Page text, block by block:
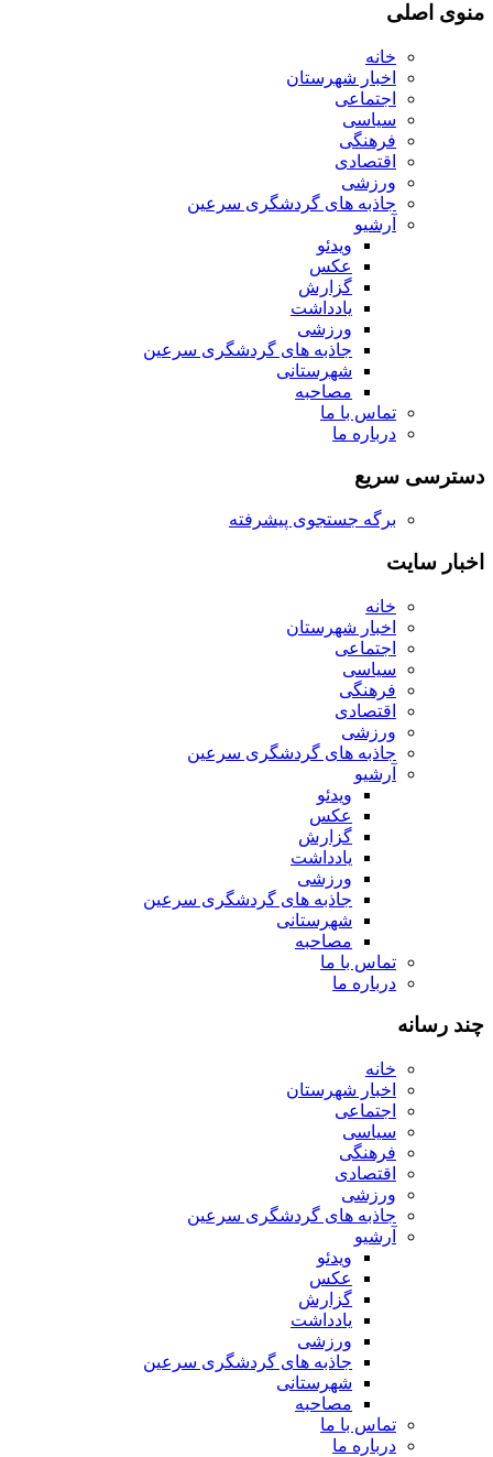
منوی اصلی
خانه
اخبار شهرستان
اجتماعی
سیاسی
فرهنگی
اقتصادی
ورزشی
جاذبه های گردشگری سرعین
آرشیو
ویدئو
عکس
گزارش
یادداشت
ورزشی
جاذبه های گردشگری سرعین
شهرستانی
مصاحبه
تماس با ما
درباره ما
دسترسی سریع
برگه جستجوی پیشرفته
اخبار سایت
خانه
اخبار شهرستان
اجتماعی
سیاسی
فرهنگی
اقتصادی
ورزشی
جاذبه های گردشگری سرعین
آرشیو
ویدئو
عکس
گزارش
یادداشت
ورزشی
جاذبه های گردشگری سرعین
شهرستانی
مصاحبه
تماس با ما
درباره ما
چند رسانه
خانه
اخبار شهرستان
اجتماعی
سیاسی
فرهنگی
اقتصادی
ورزشی
جاذبه های گردشگری سرعین
آرشیو
ویدئو
عکس
گزارش
یادداشت
ورزشی
جاذبه های گردشگری سرعین
شهرستانی
مصاحبه
تماس با ما
درباره ما